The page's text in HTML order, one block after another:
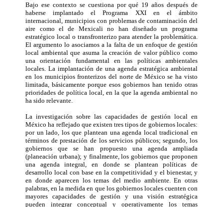
Bajo ese contexto se cuestiona por qué 19 años después de
haberse implantado el Programa XXI en el ámbito
internacional, municipios con problemas de contaminación del
aire como el de Mexicali no han diseñado un programa
estratégico local o transfronterizo para atender la problemática.
El argumento lo asociamos a la falta de un enfoque de gestión
local ambiental que asuma la creación de valor público como
una orientación fundamental en las políticas ambientales
locales. La implantación de una agenda estratégica ambiental
en los municipios fronterizos del norte de México se ha visto
limitada, básicamente porque esos gobiernos han tenido otras
prioridades de política local, en la que la agenda ambiental no
ha sido relevante.
La investigación sobre las capacidades de gestión local en
México ha reflejado que existen tres tipos de gobiernos locales:
por un lado, los que plantean una agenda local tradicional en
términos de prestación de los servicios públicos; segundo, los
gobiernos que se han propuesto una agenda ampliada
(planeación urbana); y finalmente, los gobiernos que proponen
una agenda integral, en donde se plantean políticas de
desarrollo local con base en la competitividad y el bienestar, y
en donde aparecen los temas del medio ambiente. En otras
palabras, en la medida en que los gobiernos locales cuenten con
mayores capacidades de gestión y una visión estratégica
pueden integrar conceptual y operativamente los temas